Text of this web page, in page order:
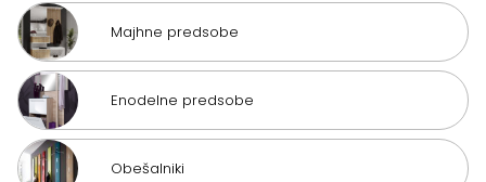
Majhne predsobe
Enodelne predsobe
Obešalniki